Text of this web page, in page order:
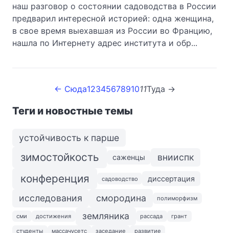
наш разговор о состоянии садоводства в России
предварил интересной историей: одна женщина,
в свое время выехавшая из России во Францию,
нашла по Интернету адрес института и обр...
← Сюда1234567891011Туда →
Теги и новостные темы
устойчивость к парше
зимостойкость саженцы внииспк
конференция садоводство диссертация
исследования смородина полиморфизм
сми достижения земляника рассада грант
студенты массачусетс заседание развитие